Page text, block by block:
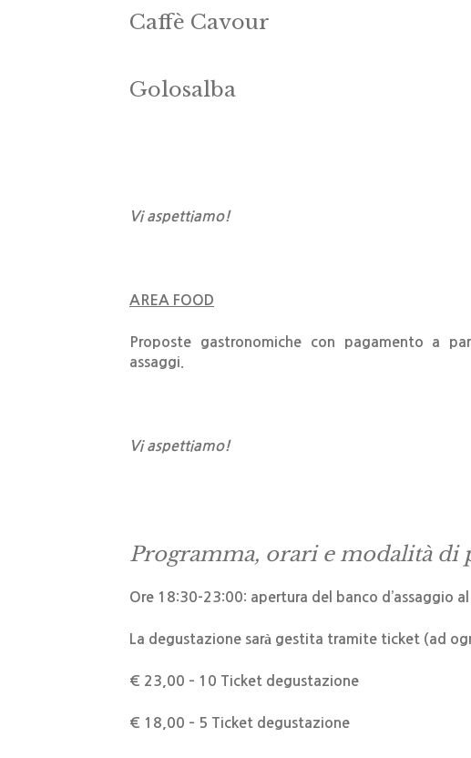
Caffè Cavour
Golosalba
Vi aspettiamo!
AREA FOOD
Proposte gastronomiche con pagamento a
assaggi.
Vi aspettiamo!
Programma, orari e modalità di
Ore 18:30-23:00: apertura del banco d’assaggio
La degustazione sarà gestita tramite ticket (ad
€ 23,00 – 10 Ticket degustazione
€ 18,00 – 5 Ticket degustazione